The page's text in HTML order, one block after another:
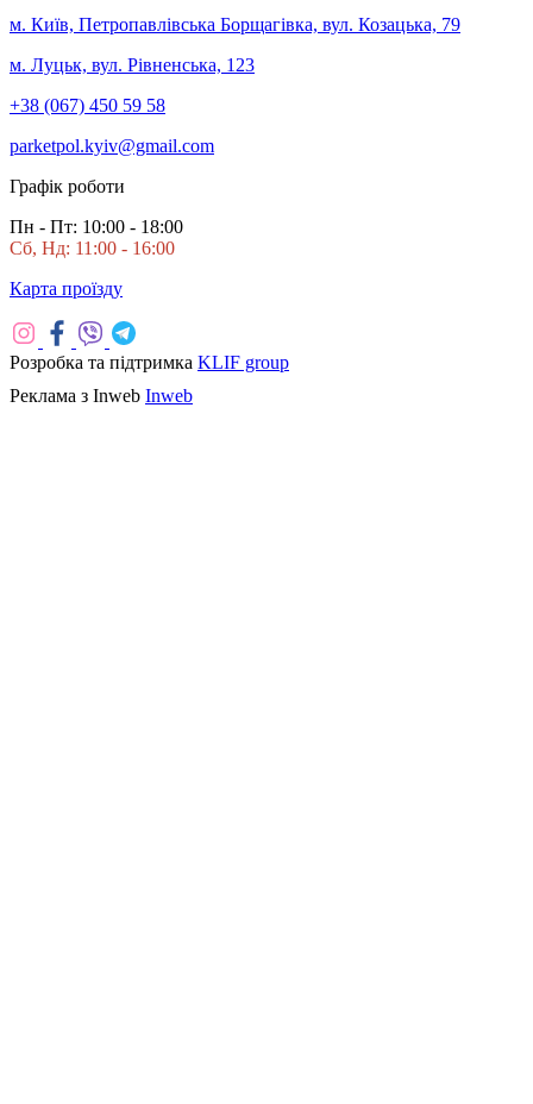
м. Київ, Петропавлівська Борщагівка, вул. Козацька, 79
м. Луцьк, вул. Рівненська, 123
+38 (067) 450 59 58
parketpol.kyiv@gmail.com
Графік роботи
Пн - Пт: 10:00 - 18:00
Сб, Нд: 11:00 - 16:00
Карта проїзду
Розробка та підтримка KLIF group
Реклама з Inweb Inweb